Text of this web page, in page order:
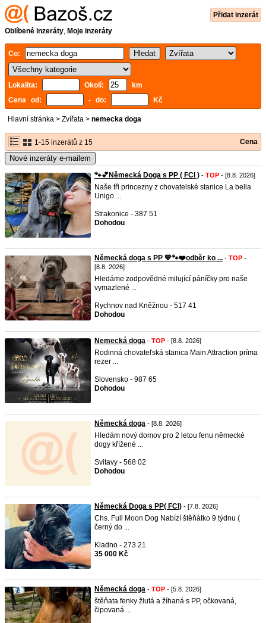
Přidat inzerát
Oblíbené inzeráty, Moje inzeráty
Co:
Lokalita: Okolí:
km
Cena od:
- do: Kč
Hlavní stránka > Zvířata > nemecka doga
1-15 inzerátů z 15 Cena
Nové inzeráty e-mailem
🐾💕Německá Doga s PP ( FCI ) - TOP - [8.8. 2026]
Naše tři princezny z chovatelské stanice La bella
Unigo ...
Strakonice - 387 51
Dohodou
Německá doga s PP 💙🐾❤️odběr ko ... - TOP -
[8.8. 2026]
Hledáme zodpovědné milující páníčky pro naše
vymazlené ...
Rychnov nad Kněžnou - 517 41
Dohodou
Nemecká doga - TOP - [8.8. 2026]
Rodinná chovateľská stanica Main Attraction príma
rezer ...
Slovensko - 987 65
Dohodou
Německá doga - [8.8. 2026]
Hledám nový domov pro 2 letou fenu německé
dogy křížené ...
Svitavy - 568 02
Dohodou
Německá Doga s PP( FCI) - [7.8. 2026]
Chs. Full Moon Dog Nabízí štěňátko 9 týdnu (
černý do ...
Kladno - 273 21
35 000 Kč
Německá doga - TOP - [5.8. 2026]
štěňata fenky žlutá a žíhaná s PP, očkovaná,
čipovaná ...